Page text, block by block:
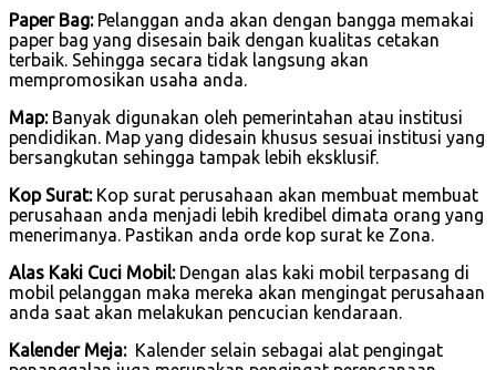
Paper Bag:Pelanggan anda akan dengan bangga memakai
paper bag yang disesain baik dengan kualitas cetakan
terbaik. Sehingga secara tidak langsung akan
mempromosikan usaha anda.
Map:Banyak digunakan oleh pemerintahan atau institusi
pendidikan. Map yang didesain khusus sesuai institusi yang
bersangkutan sehingga tampak lebih eksklusif.
Kop Surat:Kop surat perusahaan akan membuat membuat
perusahaan anda menjadi lebih kredibel dimata orang yang
menerimanya. Pastikan anda orde kop surat ke Zona.
Alas Kaki Cuci Mobil:Dengan alas kaki mobil terpasang di
mobil pelanggan maka mereka akan mengingat perusahaan
anda saat akan melakukan pencucian kendaraan.
Kalender Meja:Kalender selain sebagai alat pengingat